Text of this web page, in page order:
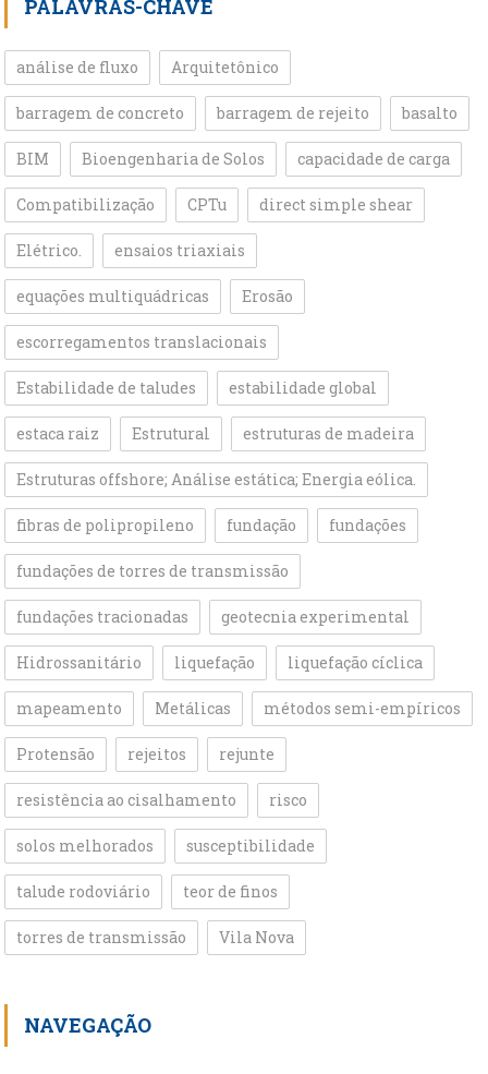
PALAVRAS-CHAVE
análise de fluxo Arquitetônico
barragem de concreto barragem de rejeito basalto
BIM Bioengenharia de Solos capacidade de carga
Compatibilização CPTu direct simple shear
Elétrico. ensaios triaxiais
equações multiquádricas Erosão
escorregamentos translacionais
Estabilidade de taludes estabilidade global
estaca raiz Estrutural estruturas de madeira
Estruturas offshore; Análise estática; Energia eólica.
fibras de polipropileno fundação fundações
fundações de torres de transmissão
fundações tracionadas geotecnia experimental
Hidrossanitário liquefação liquefação cíclica
mapeamento Metálicas métodos semi-empíricos
Protensão rejeitos rejunte
resistência ao cisalhamento risco
solos melhorados susceptibilidade
talude rodoviário teor de finos
torres de transmissão Vila Nova
NAVEGAÇÃO